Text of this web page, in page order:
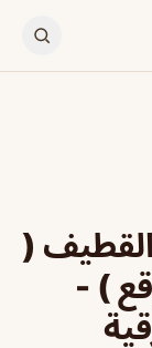
(
) -